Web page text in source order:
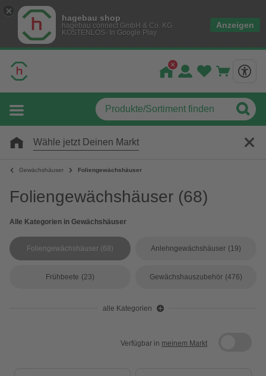
hagebau shop
hagebau connect GmbH & Co. KG
KOSTENLOS- In Google Play
Anzeigen
Wähle jetzt Deinen Markt
Gewächshäuser Foliengewächshäuser
Foliengewächshäuser (68)
Alle Kategorien in Gewächshäuser
Foliengewächshäuser (68) Anlehngewächshäuser (19)
Frühbeete (23) Gewächshauszubehör (476)
alle Kategorien
Verfügbar in meinem Markt